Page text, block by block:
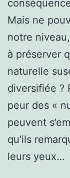
Mais ne
notre
à préserver
naturelle
diversifiée ?
peur des «
peuvent
qu’ils
leurs yeux…